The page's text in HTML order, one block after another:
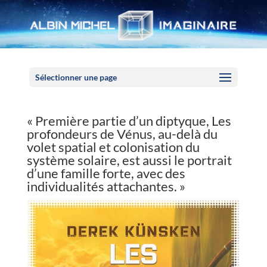
Sélectionner une page
« Première partie d’un diptyque, Les
profondeurs de Vénus, au-delà du
volet spatial et colonisation du
système solaire, est aussi le portrait
d’une famille forte, avec des
individualités attachantes. »
Panneau de gestion des cookies